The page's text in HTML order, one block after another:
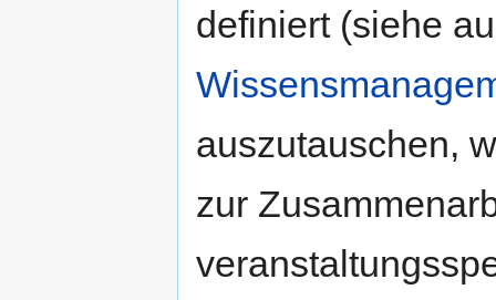
definiert (siehe
auszutauschen,
zur